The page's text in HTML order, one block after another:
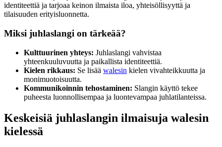
identiteettiä ja tarjoaa keinon ilmaista iloa, yhteisöllisyyttä ja
tilaisuuden erityisluonnetta.
Miksi juhlaslangi on tärkeää?
Kulttuurinen yhteys: Juhlaslangi vahvistaa
yhteenkuuluvuutta ja paikallista identiteettiä.
Kielen rikkaus: Se lisää walesin kielen vivahteikkuutta ja
monimuotoisuutta.
Kommunikoinnin tehostaminen: Slangin käyttö tekee
puheesta luonnollisempaa ja luontevampaa juhlatilanteissa.
Keskeisiä juhlaslangin ilmaisuja walesin
kielessä